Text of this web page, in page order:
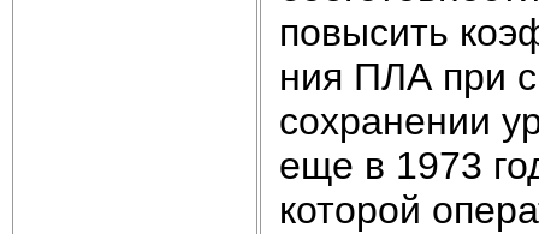
повысить
ния ПЛА при
сохранении
еще в 1973
которой